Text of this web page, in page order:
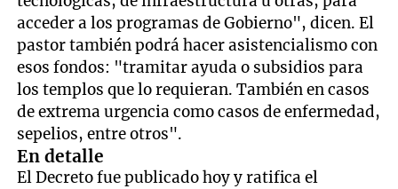
acceder a los programas de Gobierno", dicen. El
pastor también podrá hacer asistencialismo con
esos fondos: "tramitar ayuda o subsidios para
los templos que lo requieran. También en casos
de extrema urgencia como casos de enfermedad,
sepelios, entre otros".
En detalle
El Decreto fue publicado hoy y ratifica el